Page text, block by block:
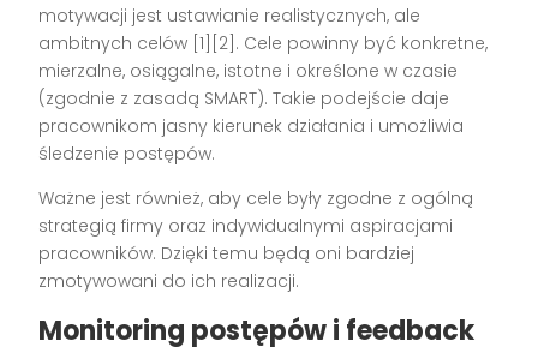
motywacji jest ustawianie realistycznych, ale
ambitnych celów [1][2]. Cele powinny być konkretne,
mierzalne, osiągalne, istotne i określone w czasie
(zgodnie z zasadą SMART). Takie podejście daje
pracownikom jasny kierunek działania i umożliwia
śledzenie postępów.
Ważne jest również, aby cele były zgodne z ogólną
strategią firmy oraz indywidualnymi aspiracjami
pracowników. Dzięki temu będą oni bardziej
zmotywowani do ich realizacji.
Monitoring postępów i feedback